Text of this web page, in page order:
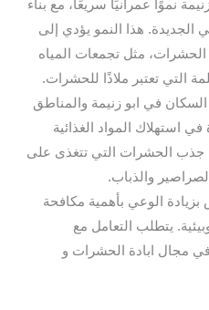
نموًا عمرانيًا سريعًا، مع بناء
الجديدة. هذا النمو يؤدي إلى
الحشرات، مثل تجمعات المياه
التي تعتبر ملاذًا للحشرات.
السكان في ابو زنيمة والمناطق
في استهلاك المواد الغذائية
جذب الحشرات التي تتغذى على
والذباب.
بزيادة الوعي بأهمية مكافحة
يتطلب التعامل مع
مجال ابادة الحشرات و